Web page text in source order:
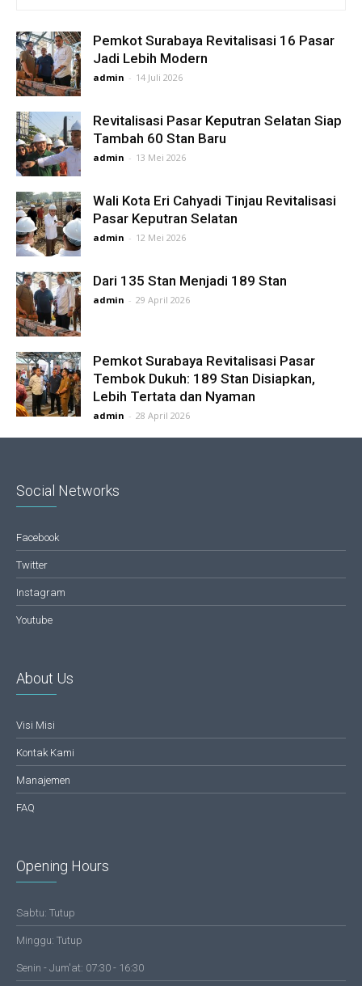
Pemkot Surabaya Revitalisasi 16 Pasar
Jadi Lebih Modern
admin - 14 Juli 2026
Revitalisasi Pasar Keputran Selatan Siap
Tambah 60 Stan Baru
admin - 13 Mei 2026
Wali Kota Eri Cahyadi Tinjau Revitalisasi
Pasar Keputran Selatan
admin - 12 Mei 2026
Dari 135 Stan Menjadi 189 Stan
admin - 29 April 2026
Pemkot Surabaya Revitalisasi Pasar
Tembok Dukuh: 189 Stan Disiapkan,
Lebih Tertata dan Nyaman
admin - 28 April 2026
Social Networks
Facebook
Twitter
Instagram
Youtube
About Us
Visi Misi
Kontak Kami
Manajemen
FAQ
Opening Hours
Sabtu: Tutup
Minggu: Tutup
Senin - Jum'at: 07:30 - 16:30